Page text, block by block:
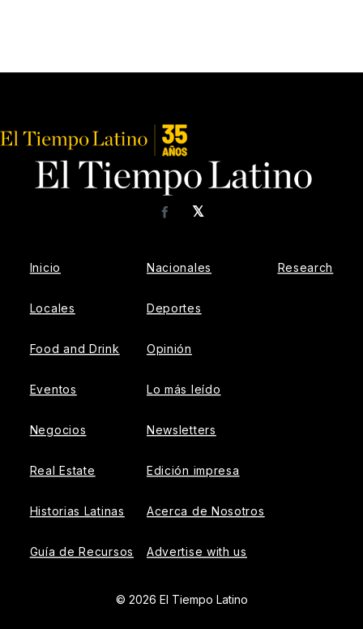
𝕏
Facebook
Inicio
Locales
Food and Drink
Eventos
Negocios
Real Estate
Historias Latinas
Guía de Recursos
Nacionales
Deportes
Opinión
Lo más leído
Newsletters
Edición impresa
Acerca de Nosotros
Advertise with us
Research
© 2026 El Tiempo Latino